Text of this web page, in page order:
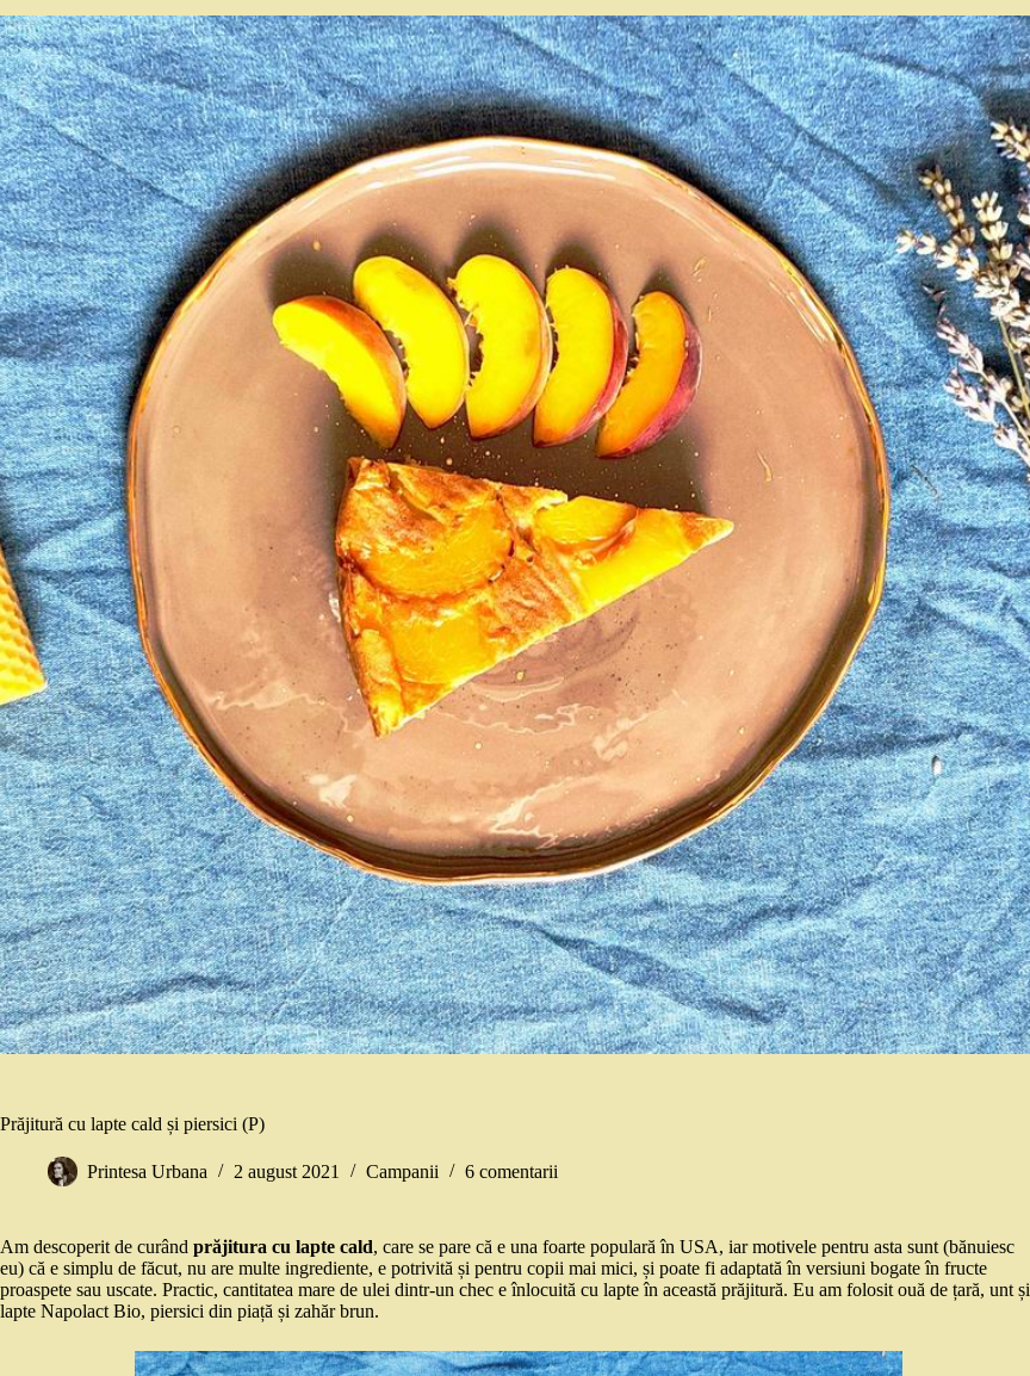
Prăjitură cu lapte cald și piersici (P)
Printesa Urbana 2 august 2021 Campanii 6 comentarii
Am descoperit de curând prăjitura cu lapte cald, care se pare că e una foarte populară în USA, iar motivele pentru asta sunt (bănuiesc
eu) că e simplu de făcut, nu are multe ingrediente, e potrivită și pentru copii mai mici, și poate fi adaptată în versiuni bogate în fructe
proaspete sau uscate. Practic, cantitatea mare de ulei dintr-un chec e înlocuită cu lapte în această prăjitură. Eu am folosit ouă de țară, unt și
lapte Napolact Bio, piersici din piață și zahăr brun.